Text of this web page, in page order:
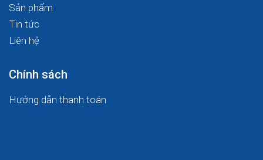
Sản phẩm
Tin tức
Liên hệ
Chính sách
Hướng dẫn thanh toán